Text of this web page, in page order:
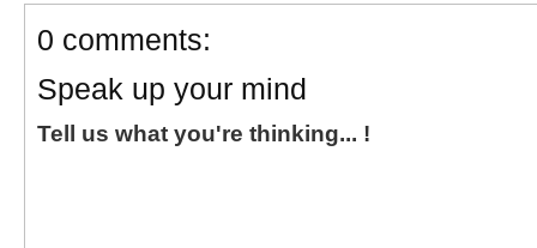
0 comments:
Speak up your mind
Tell us what you're thinking... !